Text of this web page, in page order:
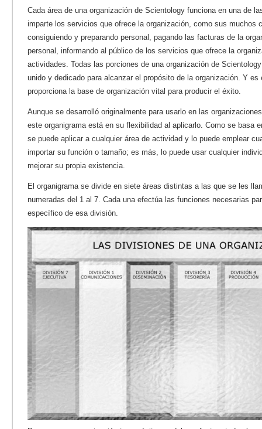
Cada área de una organización de Scientology funciona en una de
imparte los servicios que ofrece la organización, como sus muchos
consiguiendo y preparando personal, pagando las facturas de la
personal, informando al público de los servicios que ofrece la
actividades. Todas las porciones de una organización de
unido y dedicado para alcanzar el propósito de la organización. Y es
proporciona la base de organización vital para producir el éxito.
Aunque se desarrolló originalmente para usarlo en las
este organigrama está en su flexibilidad al aplicarlo. Como se basa
se puede aplicar a cualquier área de actividad y lo puede emplear
importar su función o tamaño; es más, lo puede usar cualquier
mejorar su propia existencia.
El organigrama se divide en siete áreas distintas a las que se les
numeradas del 1 al 7. Cada una efectúa las funciones necesarias
específico de esa división.